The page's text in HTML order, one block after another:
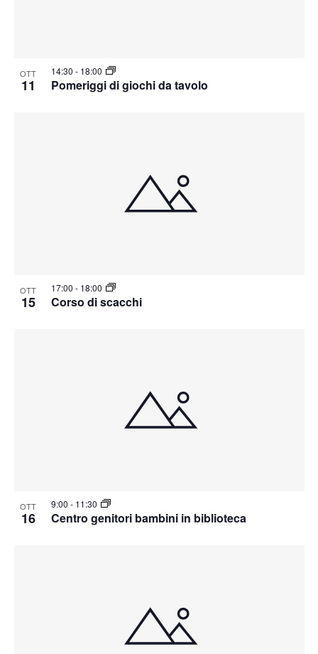
OTT
11 Pomeriggi di giochi da tavolo
14:30 - 18:00
OTT
15 Corso di scacchi
17:00 - 18:00
OTT
16 Centro genitori bambini in biblioteca
9:00 - 11:30